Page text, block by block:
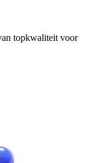
topkwaliteit voor